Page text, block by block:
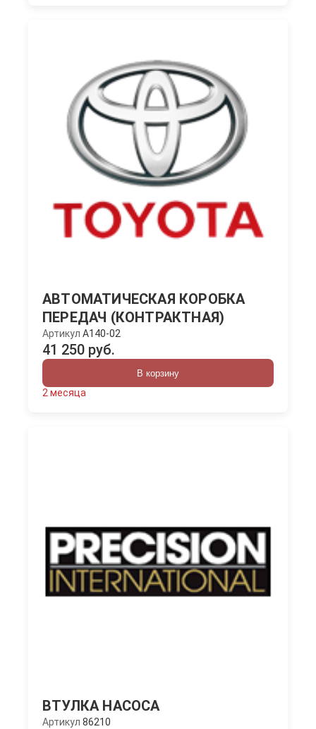
АВТОМАТИЧЕСКАЯ КОРОБКА
ПЕРЕДАЧ (КОНТРАКТНАЯ)
Артикул A140-02
41 250 руб.
В корзину
2 месяца
ВТУЛКА НАСОСА
Артикул 86210